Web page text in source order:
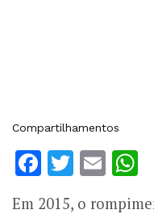
Compartilhamentos
Facebook
Twitter
Em 2015, o